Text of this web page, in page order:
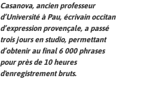
Casanova, ancien professeur
d’Université à Pau, écrivain occitan
d’expression provençale, a passé
trois jours en studio, permettant
d’obtenir au final 6 000 phrases
pour près de 10 heures
d'enregistrement bruts.